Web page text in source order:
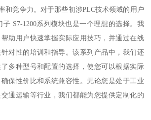
和竞争力。对于那些初涉PLC技术领域的用户
子 S7-1200系列模块也是一个理想的选择。我
助用户快速掌握实际应用技巧，并通过在线
对性的培训和指导。该系列产品中，我们还
多种型号和配置的选择，使您可以根据实际
保性价比和系统兼容性。无论您是处于工业
通运输等行业，我们都能为您提供定制化的